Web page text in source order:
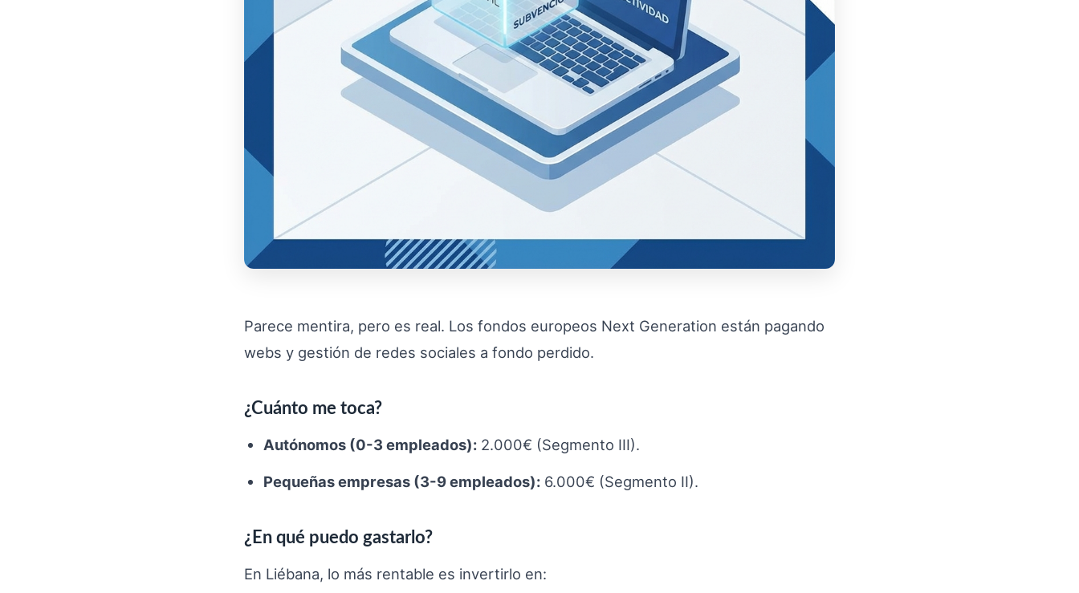
Parece mentira, pero es real. Los fondos europeos Next Generation están pagando
webs y gestión de redes sociales a fondo perdido.
¿Cuánto me toca?
Autónomos (0-3 empleados): 2.000€ (Segmento III).
Pequeñas empresas (3-9 empleados): 6.000€ (Segmento II).
¿En qué puedo gastarlo?
En Liébana, lo más rentable es invertirlo en: